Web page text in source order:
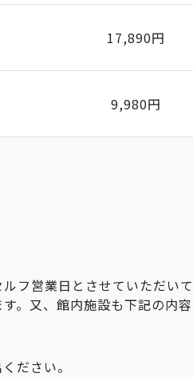
17,890円
9,980円
フ営業日とさせていただい
。又、館内施設も下記の内
ださい。